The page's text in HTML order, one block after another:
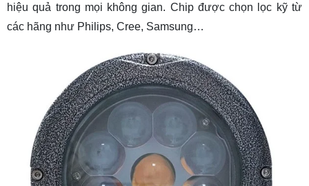
hiệu quả trong mọi không gian. Chip được chọn lọc kỹ từ
các hãng như Philips, Cree, Samsung…